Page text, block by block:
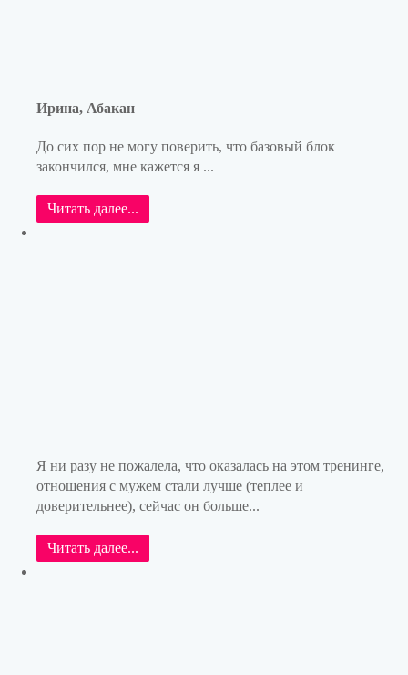
Ирина, Абакан
До сих пор не могу поверить, что базовый блок
закончился, мне кажется я ...
Читать далее...
Я ни разу не пожалела, что оказалась на этом тренинге,
отношения с мужем стали лучше (теплее и
доверительнее), сейчас он больше...
Читать далее...